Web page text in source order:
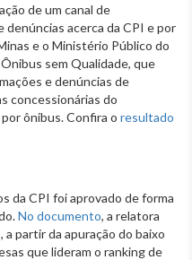
de um canal de
denúncias acerca da CPI e por
e o Ministério Público do
sem Qualidade, que
e denúncias de
concessionárias do
ônibus. Confira o resultado
da CPI foi aprovado de forma
No documento, a relatora
partir da apuração do baixo
que lideram o ranking de